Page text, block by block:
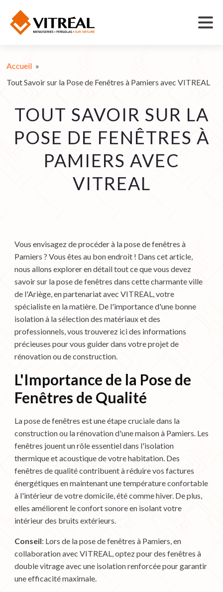
Accueil »
Tout Savoir sur la Pose de Fenêtres à Pamiers avec VITREAL
TOUT SAVOIR SUR LA
POSE DE FENÊTRES À
PAMIERS AVEC
VITREAL
Vous envisagez de procéder à la pose de fenêtres à
Pamiers ? Vous êtes au bon endroit ! Dans cet article,
nous allons explorer en détail tout ce que vous devez
savoir sur la pose de fenêtres dans cette charmante ville
de l'Ariège, en partenariat avec VITREAL, votre
spécialiste en la matière. De l'importance d'une bonne
isolation à la sélection des matériaux et des
professionnels, vous trouverez ici des informations
précieuses pour vous guider dans votre projet de
rénovation ou de construction.
L'Importance de la Pose de
Fenêtres de Qualité
La pose de fenêtres est une étape cruciale dans la
construction ou la rénovation d'une maison à Pamiers. Les
fenêtres jouent un rôle essentiel dans l'isolation
thermique et acoustique de votre habitation. Des
fenêtres de qualité contribuent à réduire vos factures
énergétiques en maintenant une température confortable
à l'intérieur de votre domicile, été comme hiver. De plus,
elles améliorent le confort sonore en isolant votre
intérieur des bruits extérieurs.
Conseil: Lors de la pose de fenêtres à Pamiers, en
collaboration avec VITREAL, optez pour des fenêtres à
double vitrage avec une isolation renforcée pour garantir
une efficacité maximale.